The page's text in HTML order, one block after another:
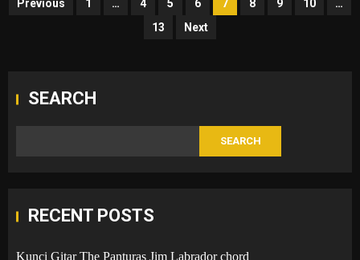
Posts
Previous 1 … 4 5 6 7 8 9 10
…
13
Next
SEARCH
SEARCH
RECENT POSTS
Kunci Gitar The Panturas Jim Labrador chord